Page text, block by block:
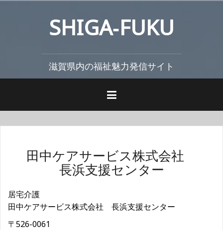
ス
SHIGA‐FUKU
滋賀県内の福祉魅力発信サイト
田中ケアサービス株式会社
長浜支援センター
居宅介護
田中ケアサービス株式会社 長浜支援センター
〒526-0061